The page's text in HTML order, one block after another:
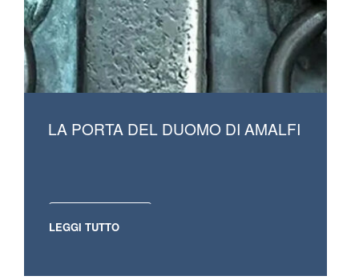
LA PORTA DEL DUOMO DI AMALFI
LEGGI TUTTO